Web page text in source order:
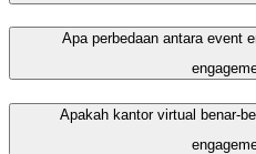
Apa perbedaan antara event
Apakah kantor virtual benar-